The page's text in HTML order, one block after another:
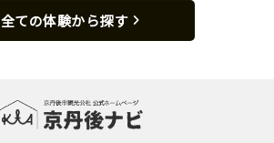
全ての体験から探す